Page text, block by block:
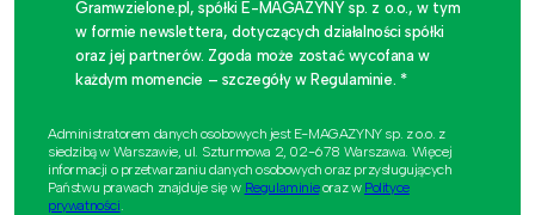
Gramwzielone.pl, spółki E-MAGAZYNY sp. z o.o., w tym
w formie newslettera, dotyczących działalności spółki
oraz jej partnerów. Zgoda może zostać wycofana w
każdym momencie – szczegóły w Regulaminie. *
Administratorem danych osobowych jest E-MAGAZYNY sp. z o.o. z
siedzibą w Warszawie, ul. Szturmowa 2, 02-678 Warszawa. Więcej
informacji o przetwarzaniu danych osobowych oraz przysługujących
Państwu prawach znajduje się w Regulaminieoraz w Polityce
prywatności